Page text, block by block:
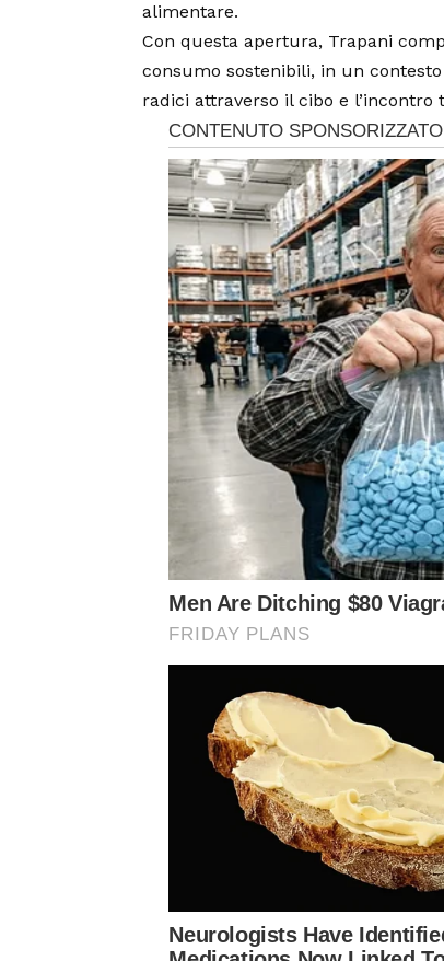
alimentare.
Con questa apertura, Trapani
consumo sostenibili, in un
radici attraverso il cibo e